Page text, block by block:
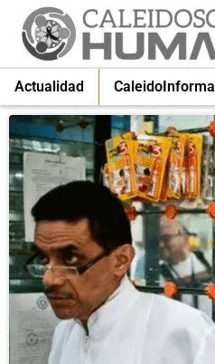
Actualidad CaleidoInforma